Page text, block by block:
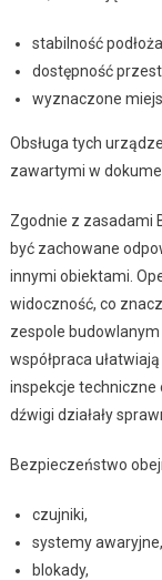
stabilność
dostępność
wyznaczone
Obsługa tych
zawartymi w
Zgodnie z zasadami
być zachowane
innymi obiektami.
widoczność, co
zespole
współpraca
inspekcje techniczne
dźwigi działały
Bezpieczeństwo
czujniki,
systemy awaryjne,
blokady,